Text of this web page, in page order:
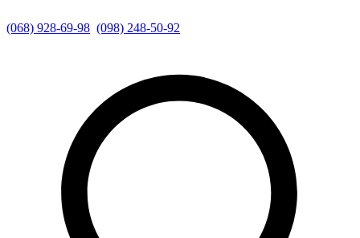
(068) 928-69-98 (098) 248-50-92